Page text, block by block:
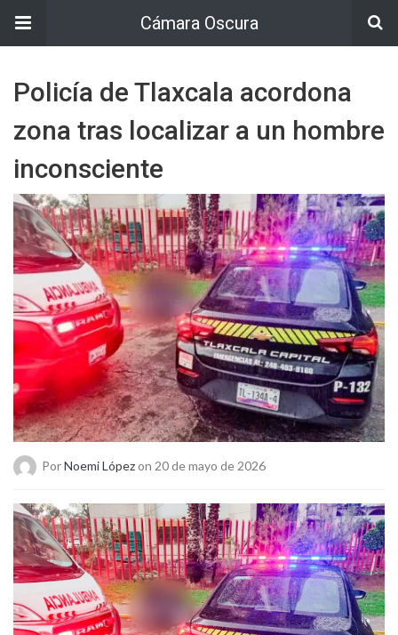
Cámara Oscura
Policía de Tlaxcala acordona
zona tras localizar a un hombre
inconsciente
PorNoemi Lópezon 20 de mayo de 2026